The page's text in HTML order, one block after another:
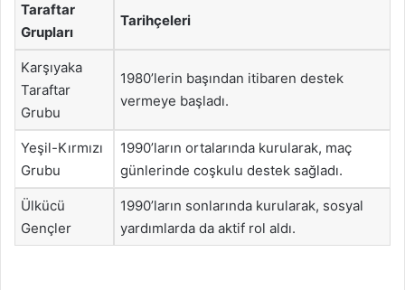
Taraftar
Grupları
Tarihçeleri
Karşıyaka
Taraftar
Grubu
1980’lerin başından itibaren destek
vermeye başladı.
Yeşil-Kırmızı
Grubu
1990’ların ortalarında kurularak, maç
günlerinde coşkulu destek sağladı.
Ülkücü
Gençler
1990’ların sonlarında kurularak, sosyal
yardımlarda da aktif rol aldı.